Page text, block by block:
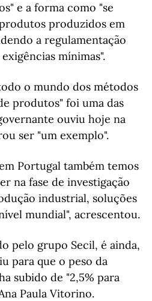
e a forma como "se
produzidos em
a regulamentação
mínimas".
o mundo dos métodos
produtos" foi uma das
ouviu hoje na
ser "um exemplo".
Portugal também temos
na fase de investigação
industrial, soluções
mundial", acrescentou.
pelo grupo Secil, é ainda,
para que o peso da
subido de "2,5% para
Paula Vitorino.